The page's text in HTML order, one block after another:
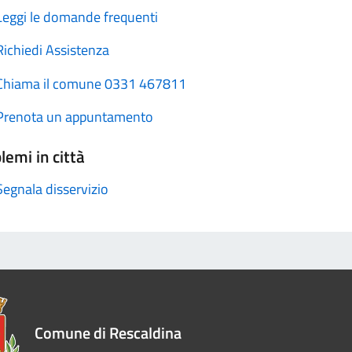
le domande frequenti
Assistenza
il comune 0331 467811
un appuntamento
in città
disservizio
Comune di Rescaldina